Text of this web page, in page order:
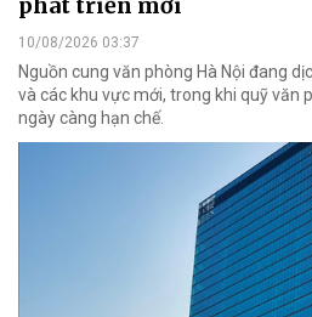
phát triển mới
10/08/2026 03:37
Nguồn cung văn phòng Hà Nội đang
và các khu vực mới, trong khi quỹ văn
ngày càng hạn chế.